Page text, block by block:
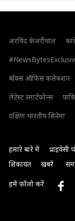
अरविंद केजरीवाल
बॉक्स ऑफिस कलेक्शन
लेटेस्ट स्मार्टफोन्स
दक्षिण भारतीय सिनेमा
हमारे बारे में प्राइवेसी
शिकायत
खबरें
हमें फॉलो करें